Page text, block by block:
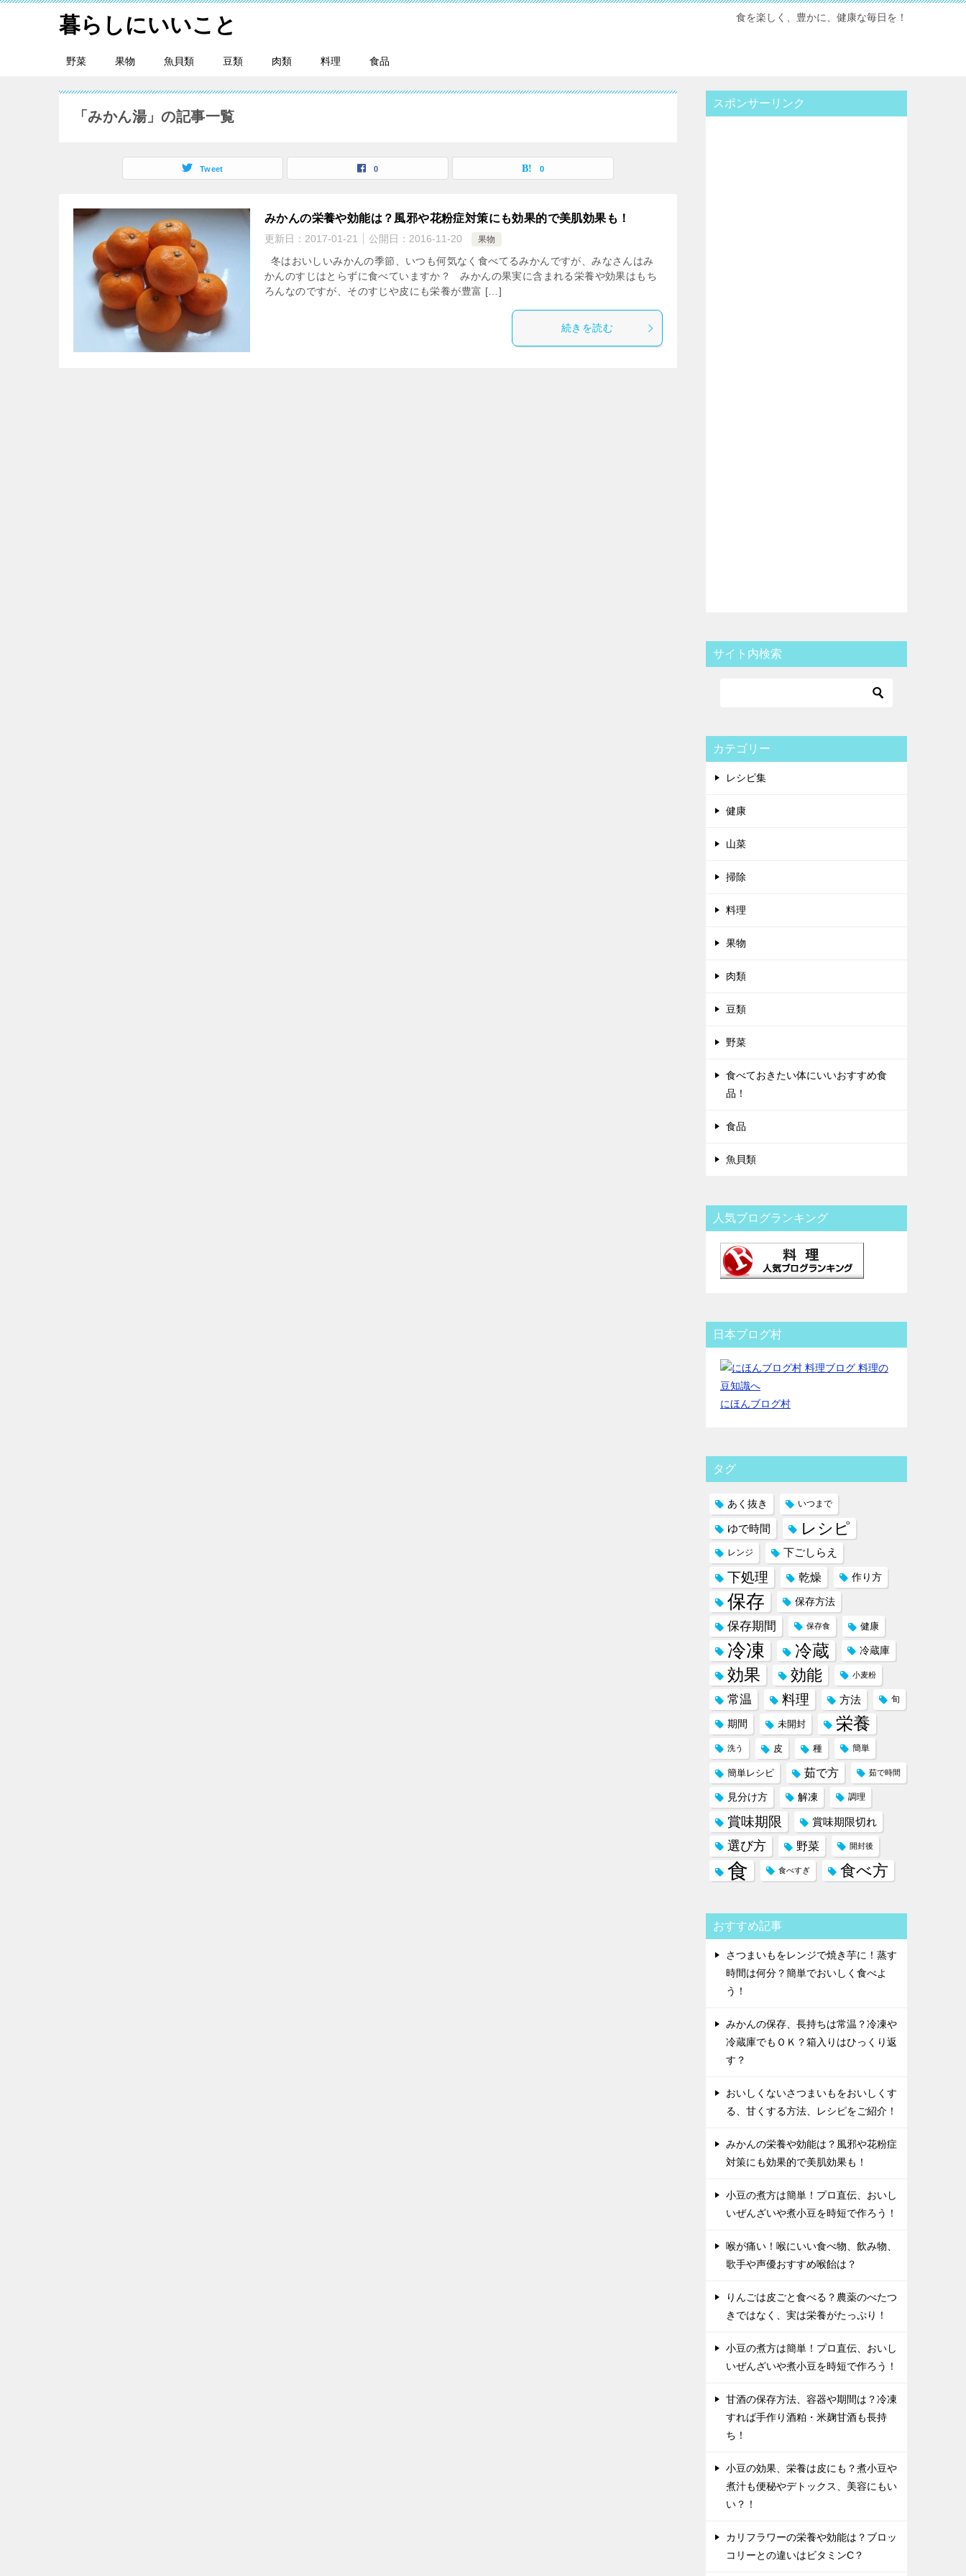
暮らしにいいこと 食を楽しく、豊かに、健康な毎日を！
野菜 果物 魚貝類 豆類 肉類 料理 食品
「みかん湯」の記事一覧
Tweet 0 0
みかんの栄養や効能は？風邪や花粉症対策にも効果的で美肌効果も！
更新日： 2017-01-21 公開日： 2016-11-20 果物
冬はおいしいみかんの季節、いつも何気なく食べてるみかんですが、みなさんはみ
かんのすじはとらずに食べていますか？ みかんの果実に含まれる栄養や効果はもち
ろんなのですが、そのすじや皮にも栄養が豊富 […]
続きを読む
スポンサーリンク
サイト内検索
カテゴリー
レシピ集
健康
山菜
掃除
料理
果物
肉類
豆類
野菜
食べておきたい体にいいおすすめ食
品！
食品
魚貝類
人気ブログランキング
日本ブログ村
にほんブログ村
タグ
あく抜き いつまで
ゆで時間 レシピ
レンジ 下ごしらえ
下処理 乾燥 作り方
保存 保存方法
保存期間 保存食 健康
冷凍 冷蔵 冷蔵庫
効果 効能 小麦粉
常温 料理 方法 旬
期間 未開封 栄養
洗う 皮 種 簡単
簡単レシピ 茹で方 茹で時間
見分け方 解凍 調理
賞味期限 賞味期限切れ
選び方 野菜 開封後
食 食べすぎ 食べ方
おすすめ記事
さつまいもをレンジで焼き芋に！蒸す
時間は何分？簡単でおいしく食べよ
う！
みかんの保存、長持ちは常温？冷凍や
冷蔵庫でもＯＫ？箱入りはひっくり返
す？
おいしくないさつまいもをおいしくす
る、甘くする方法、レシピをご紹介！
みかんの栄養や効能は？風邪や花粉症
対策にも効果的で美肌効果も！
小豆の煮方は簡単！プロ直伝、おいし
いぜんざいや煮小豆を時短で作ろう！
喉が痛い！喉にいい食べ物、飲み物、
歌手や声優おすすめ喉飴は？
りんごは皮ごと食べる？農薬のべたつ
きではなく、実は栄養がたっぷり！
小豆の煮方は簡単！プロ直伝、おいし
いぜんざいや煮小豆を時短で作ろう！
甘酒の保存方法、容器や期間は？冷凍
すれば手作り酒粕・米麹甘酒も長持
ち！
小豆の効果、栄養は皮にも？煮小豆や
煮汁も便秘やデトックス、美容にもい
い？！
カリフラワーの栄養や効能は？ブロッ
コリーとの違いはビタミンC？